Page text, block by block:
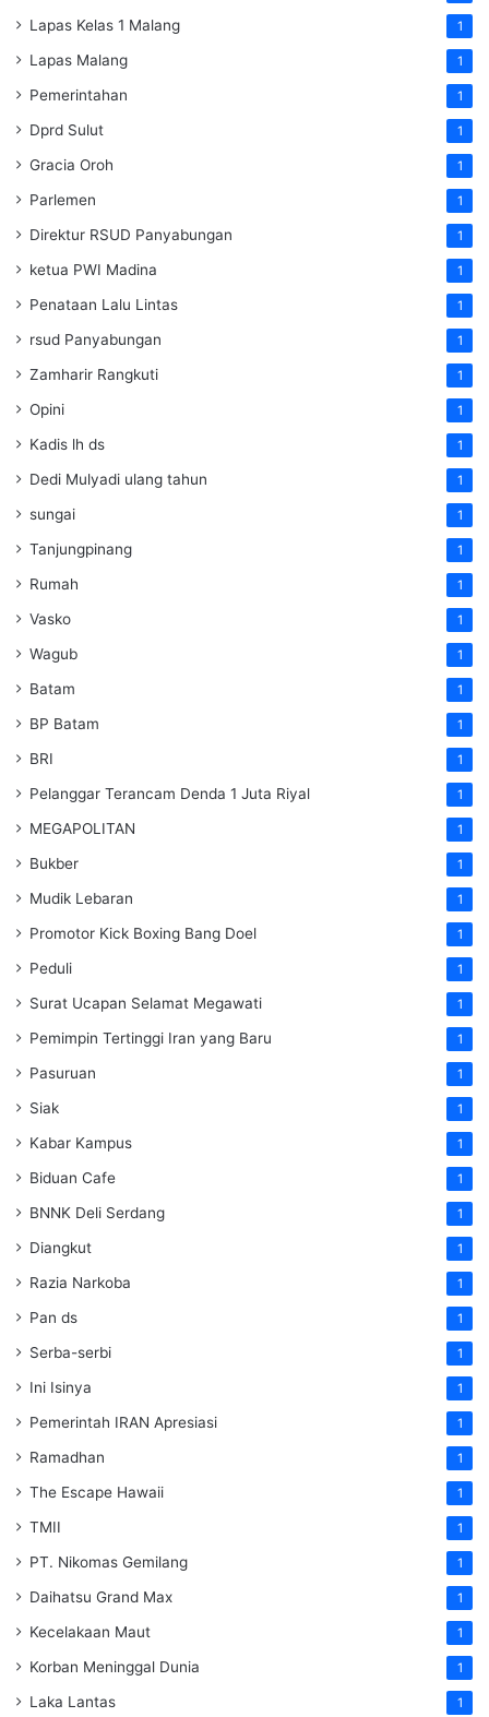
Lapas Kelas 1 Malang 1
Lapas Malang 1
Pemerintahan 1
Dprd Sulut 1
Gracia Oroh 1
Parlemen 1
Direktur RSUD Panyabungan 1
ketua PWI Madina 1
Penataan Lalu Lintas 1
rsud Panyabungan 1
Zamharir Rangkuti 1
Opini 1
Kadis lh ds 1
Dedi Mulyadi ulang tahun 1
sungai 1
Tanjungpinang 1
Rumah 1
Vasko 1
Wagub 1
Batam 1
BP Batam 1
BRI 1
Pelanggar Terancam Denda 1 Juta Riyal 1
MEGAPOLITAN 1
Bukber 1
Mudik Lebaran 1
Promotor Kick Boxing Bang Doel 1
Peduli 1
Surat Ucapan Selamat Megawati 1
Pemimpin Tertinggi Iran yang Baru 1
Pasuruan 1
Siak 1
Kabar Kampus 1
Biduan Cafe 1
BNNK Deli Serdang 1
Diangkut 1
Razia Narkoba 1
Pan ds 1
Serba-serbi 1
Ini Isinya 1
Pemerintah IRAN Apresiasi 1
Ramadhan 1
The Escape Hawaii 1
TMII 1
PT. Nikomas Gemilang 1
Daihatsu Grand Max 1
Kecelakaan Maut 1
Korban Meninggal Dunia 1
Laka Lantas 1